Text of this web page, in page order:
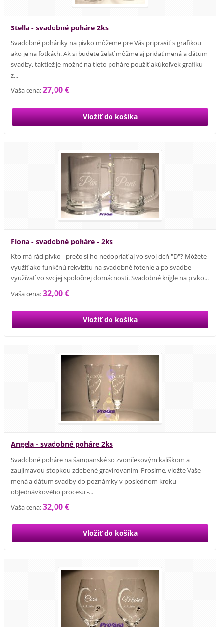
Stella - svadobné poháre 2ks
Svadobné poháriky na pivko môžeme pre Vás pripraviť s grafikou
ako je na fotkách. Ak si budete želať môžme aj pridať mená a dátum
svadby, taktiež je možné na tieto poháre použiť akúkoľvek grafiku
z...
Vaša cena:27,00 €
Fiona - svadobné poháre - 2ks
Kto má rád pivko - prečo si ho nedopriať aj vo svoj deň "D"? Môžete
využiť ako funkčnú rekvizitu na svadobné fotenie a po svadbe
využívať vo svojej spoločnej domácnosti. Svadobné krígle na pivko...
Vaša cena:32,00 €
Angela - svadobné poháre 2ks
Svadobné poháre na šampanské so zvončekovým kalíškom a
zaujímavou stopkou zdobené gravírovaním Prosíme, vložte Vaše
mená a dátum svadby do poznámky v poslednom kroku
objednávkového procesu -...
Vaša cena:32,00 €